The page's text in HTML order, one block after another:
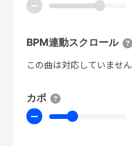
ー
BPM連動スクロール
この曲は対応していません
カポ
ー